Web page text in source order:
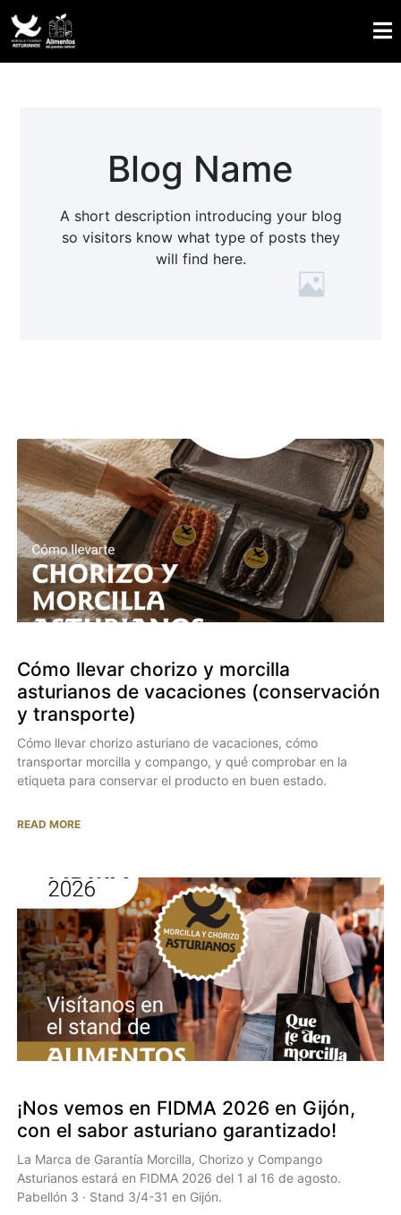
Blog Name
A short description introducing your blog
so visitors know what type of posts they
will find here.
Cómo llevar chorizo y morcilla
asturianos de vacaciones (conservación
y transporte)
Cómo llevar chorizo asturiano de vacaciones, cómo
transportar morcilla y compango, y qué comprobar en la
etiqueta para conservar el producto en buen estado.
READ MORE
¡Nos vemos en FIDMA 2026 en Gijón,
con el sabor asturiano garantizado!
La Marca de Garantía Morcilla, Chorizo y Compango
Asturianos estará en FIDMA 2026 del 1 al 16 de agosto.
Pabellón 3 · Stand 3/4-31 en Gijón.